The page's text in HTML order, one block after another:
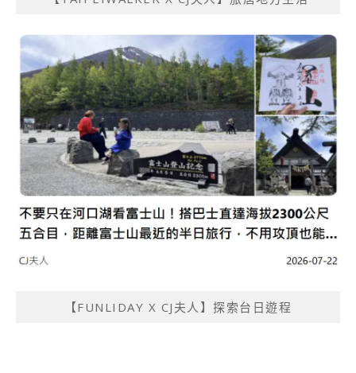
【FUNLIDAY X CJ夫人】探索台日遊程